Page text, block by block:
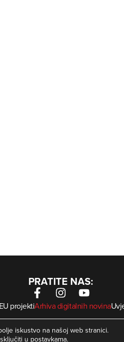
PRATITE NAS:
projektiArhiva digitalnih novina
– Sva prava pridržana |
iskustvo na našoj web stranici.
u postavkama.